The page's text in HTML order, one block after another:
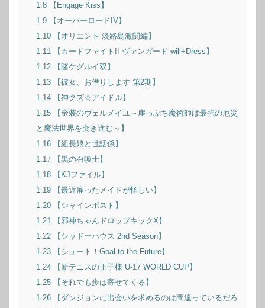
1.8【Engage Kiss】
1.9【オーバーロードIV】
1.10【オリエント 淡路島激闘編】
1.11【カードファイト!! ヴァンガード will+Dress】
1.12【賭ケグルイ双】
1.13【彼女、お借りします 第2期】
1.14【神クズ☆アイドル】
1.15【金装のヴェルメイユ～崖っぷち魔術師は最強の厄災
と魔法世界を突き進む～】
1.16【組長娘と世話係】
1.17【黒の召喚士】
1.18【KJファイル】
1.19【最近雇ったメイドが怪しい】
1.20【シャインポスト】
1.21【邪神ちゃんドロップキックX】
1.22【シャドーハウス 2nd Season】
1.23【シュート！Goal to the Future】
1.24【新テニスの王子様 U-17 WORLD CUP】
1.25【それでも歩は寄せてくる】
1.26【ダンジョンに出会いを求めるのは間違っているだろ